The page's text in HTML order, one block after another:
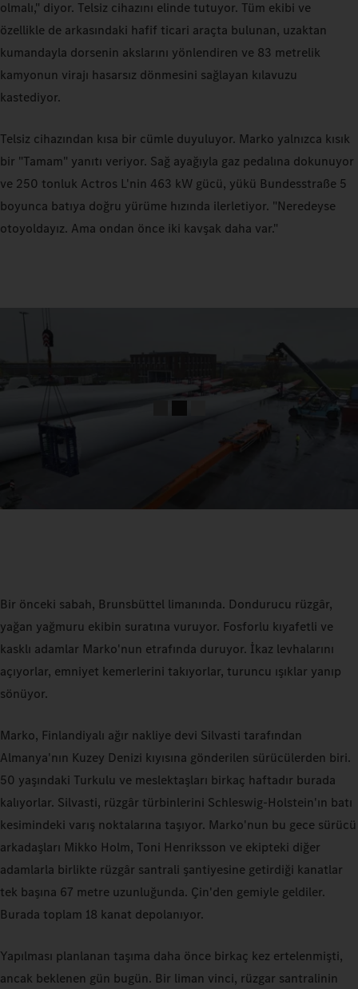
olmalı," diyor. Telsiz cihazını elinde tutuyor. Tüm ekibi ve
özellikle de arkasındaki hafif ticari araçta bulunan, uzaktan
kumandayla dorsenin akslarını yönlendiren ve 83 metrelik
kamyonun virajı hasarsız dönmesini sağlayan kılavuzu
kastediyor.
Telsiz cihazından kısa bir cümle duyuluyor. Marko yalnızca kısık
bir "Tamam" yanıtı veriyor. Sağ ayağıyla gaz pedalına dokunuyor
ve 250 tonluk Actros L'nin 463 kW gücü, yükü Bundesstraße 5
boyunca batıya doğru yürüme hızında ilerletiyor. "Neredeyse
otoyoldayız. Ama ondan önce iki kavşak daha var."
Bir önceki sabah, Brunsbüttel limanında. Dondurucu rüzgâr,
yağan yağmuru ekibin suratına vuruyor. Fosforlu kıyafetli ve
kasklı adamlar Marko'nun etrafında duruyor. İkaz levhalarını
açıyorlar, emniyet kemerlerini takıyorlar, turuncu ışıklar yanıp
sönüyor.
Marko, Finlandiyalı ağır nakliye devi Silvasti tarafından
Almanya'nın Kuzey Denizi kıyısına gönderilen sürücülerden biri.
50 yaşındaki Turkulu ve meslektaşları birkaç haftadır burada
kalıyorlar. Silvasti, rüzgâr türbinlerini Schleswig-Holstein'ın batı
kesimindeki varış noktalarına taşıyor. Marko'nun bu gece sürücü
arkadaşları Mikko Holm, Toni Henriksson ve ekipteki diğer
adamlarla birlikte rüzgâr santrali şantiyesine getirdiği kanatlar
tek başına 67 metre uzunluğunda. Çin'den gemiyle geldiler.
Burada toplam 18 kanat depolanıyor.
Yapılması planlanan taşıma daha önce birkaç kez ertelenmişti,
ancak beklenen gün bugün. Bir liman vinci, rüzgar santralinin